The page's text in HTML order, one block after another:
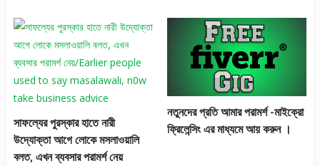
সাফল্যের পুরস্কার হাতে নারী
উদ্যোক্তা আগে লোকে মসলাওয়ালি
বলত, এখন ব্যবসার পরামর্শ নেয়
নতুনদের প্রতি আমার পরামর্শ -মাইক্রো
ফ্রিলেন্সিং এর মাধ্যমে আয় করুন ।